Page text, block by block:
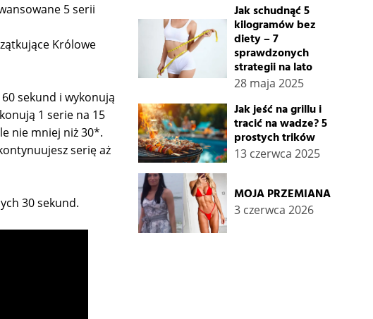
5 serii
Królowe
sekund i wykonują
1 serie na 15
nie mniej niż 30*.
serię aż
30 sekund.
Jak schudnąć 5
kilogramów bez
diety – 7
sprawdzonych
strategii na lato
28 maja 2025
Jak jeść na grillu i
tracić na wadze? 5
prostych trików
13 czerwca 2025
MOJA PRZEMIANA
3 czerwca 2026